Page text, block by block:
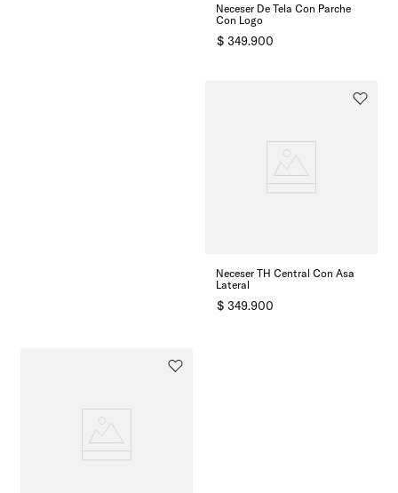
Neceser De Tela Con Parche
Con Logo
$ 349.900
Neceser TH Central Con Asa
Lateral
$ 349.900